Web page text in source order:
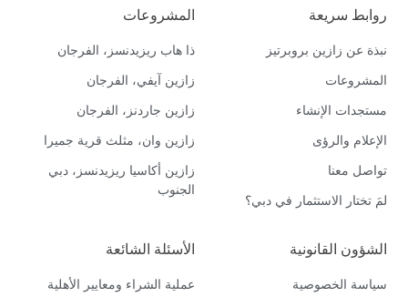
روابط سريعة
نبذة عن زازين بروبرتيز
المشروعات
مستجدات الإنشاء
الإعلام والرؤى
تواصل معنا
لمَ تختار الاستثمار في دبي؟
المشروعات
ذا هاب ريزيدنسز، الفرجان
زازين آيفي، الفرجان
زازين جاردنز، الفرجان
زازين وان، مثلث قرية جميرا
زازين أكاسيا ريزيدنسز، دبي
الجنوب
الشؤون القانونية
سياسة الخصوصية
الأسئلة الشائعة
عملية الشراء ومعايير الأهلية